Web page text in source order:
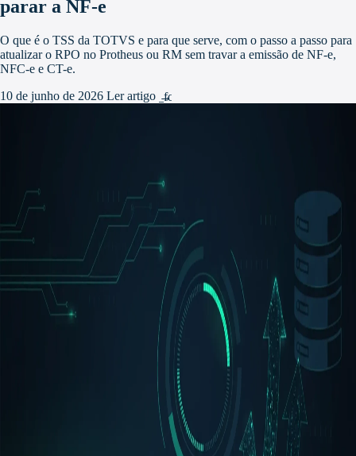
parar a NF-e
O que é o TSS da TOTVS e para que serve, com o passo a passo para
atualizar o RPO no Protheus ou RM sem travar a emissão de NF-e,
NFC-e e CT-e.
10 de junho de 2026 Ler artigo
arrow_forward